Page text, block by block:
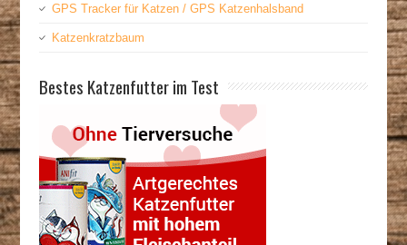
GPS Tracker für Katzen / GPS Katzenhalsband
Katzenkratzbaum
Bestes Katzenfutter im Test